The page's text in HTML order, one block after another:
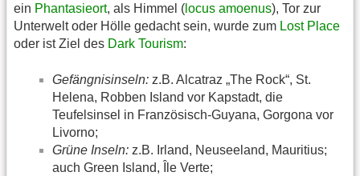
ein Phantasieort, als Himmel ( locus amoenus), Tor zur
Unterwelt oder Hölle gedacht sein, wurde zum Lost Place
oder ist Ziel des Dark Tourism:
Gefängnisinseln: z.B. Alcatraz „The Rock“, St.
Helena, Robben Island vor Kapstadt, die
Teufelsinsel in Französisch-Guyana, Gorgona vor
Livorno;
Grüne Inseln: z.B. Irland, Neuseeland, Mauritius;
auch Green Island, Île Verte;